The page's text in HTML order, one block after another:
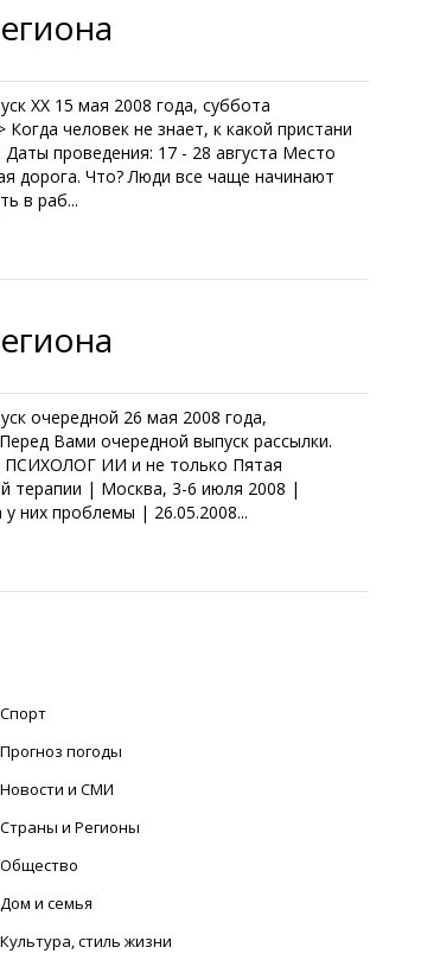
XX 15 мая 2008 года, суббота
человек не знает, к какой пристани
проведения: 17 - 28 августа Место
дорога. Что? Люди все чаще начинают
в раб...
очередной 26 мая 2008 года,
Вами очередной выпуск рассылки.
ПСИХОЛОГ ИИ и не только Пятая
терапии | Москва, 3-6 июля 2008 |
них проблемы | 26.05.2008...
Спорт
Прогноз погоды
Новости и СМИ
Страны и Регионы
Общество
Дом и семья
Культура, стиль жизни